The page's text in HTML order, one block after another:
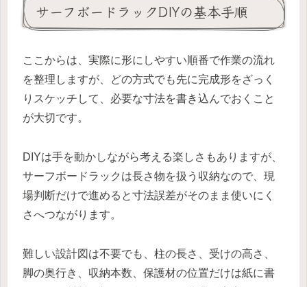
サーフボードラックDIYの基本手順
ここからは、実際に形にしやすい順番で作業の流れ
を整理しますが、どの方式でも先に完成形をざっく
りスケッチして、必要な寸法を書き込んでおくこと
が大切です。
DIYは手を動かしながら考える楽しさもありますが、
サーフボードラックは長さ物を扱う収納なので、現
場判断だけで進めると寸法誤差がそのまま使いにく
さへつながります。
難しい設計図は不要でも、柱の長さ、受けの高さ、
脚の奥行き、収納本数、保護材の位置だけは紙に書